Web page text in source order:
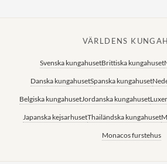
VÄRLDENS
Svenska kungahusetBrittiska kungahuset
Danska kungahusetSpanska kungahuset
Belgiska kungahusetJordanska kungahuset
Japanska kejsarhusetThailändska kungahuset
Monacos furstehus